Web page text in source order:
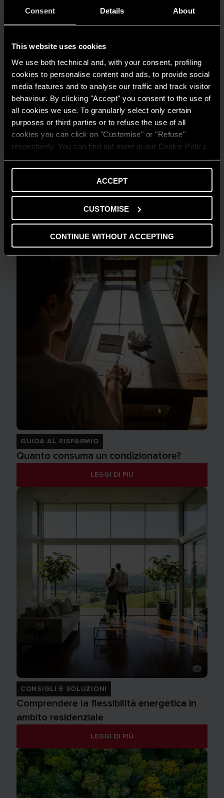
Consent Details About
This website uses cookies
We use both technical and, with your consent, profiling
cookies to personalise content and ads, to provide social
media features and to analyse our traffic and track visitor
behaviour. By clicking "Accept" you consent to the use of
all cookies we use. To granularly select only certain
purposes or third parties or to refuse the use of all
cookies you can click on "Customise" or "Refuse"
respectively. You can find out more in our Cookie Policy.
ACCEPT
CUSTOMISE
CONTINUE WITHOUT ACCEPTING
Risparmio energetico: trasforma la tua
casa in un modello di efficienza
LEGGI DI PIÙ
GUIDA AL RISPARMIO
Quanto consuma un condizionatore?
LEGGI DI PIÙ
CONSIGLI E SOLUZIONI
Comprendere la flessibilità energetica in
ambito residenziale
LEGGI DI PIÙ